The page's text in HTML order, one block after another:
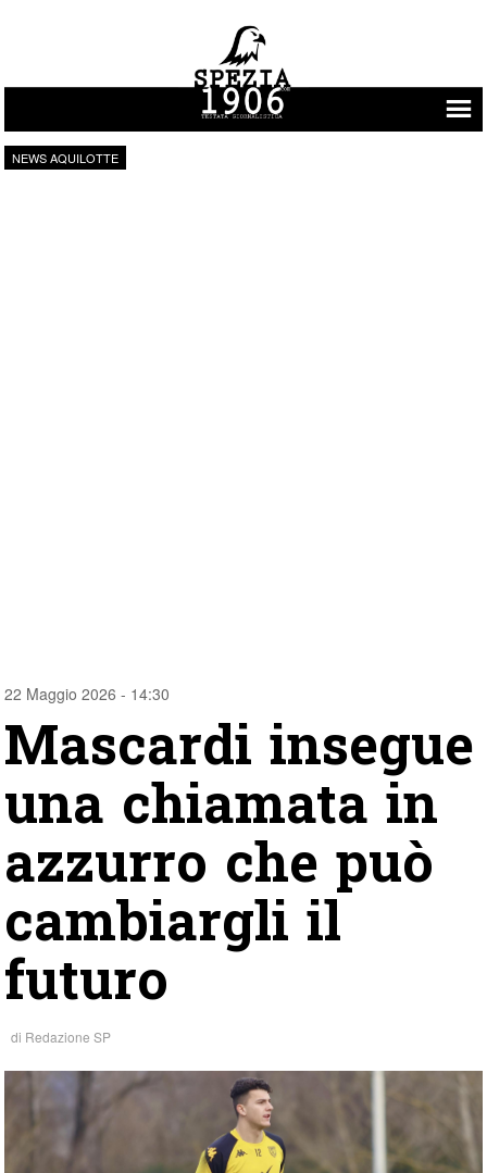
Vai al contenuto
NEWS AQUILOTTE
22 Maggio 2026 - 14:30
Mascardi insegue
una chiamata in
azzurro che può
cambiargli il
futuro
di Redazione SP